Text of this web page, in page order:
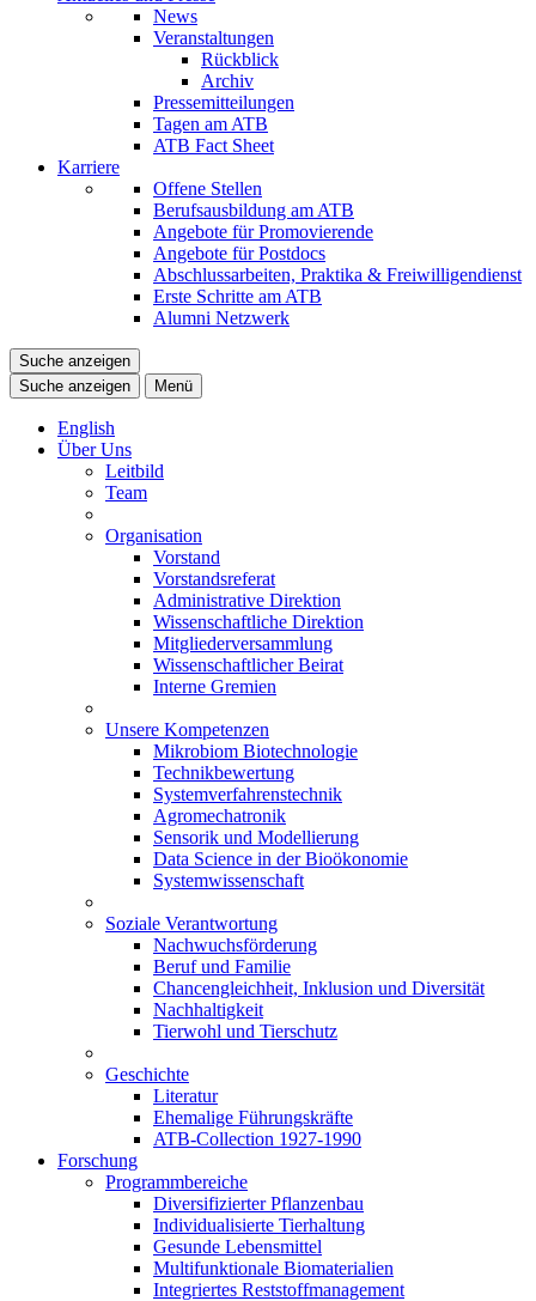
News
Veranstaltungen
Rückblick
Archiv
Pressemitteilungen
Tagen am ATB
ATB Fact Sheet
Karriere
Offene Stellen
Berufsausbildung am ATB
Angebote für Promovierende
Angebote für Postdocs
Abschlussarbeiten, Praktika & Freiwilligendienst
Erste Schritte am ATB
Alumni Netzwerk
Suche anzeigen
Suche anzeigen
Menü
English
Über Uns
Leitbild
Team
Organisation
Vorstand
Vorstandsreferat
Administrative Direktion
Wissenschaftliche Direktion
Mitgliederversammlung
Wissenschaftlicher Beirat
Interne Gremien
Unsere Kompetenzen
Mikrobiom Biotechnologie
Technikbewertung
Systemverfahrenstechnik
Agromechatronik
Sensorik und Modellierung
Data Science in der Bioökonomie
Systemwissenschaft
Soziale Verantwortung
Nachwuchsförderung
Beruf und Familie
Chancengleichheit, Inklusion und Diversität
Nachhaltigkeit
Tierwohl und Tierschutz
Geschichte
Literatur
Ehemalige Führungskräfte
ATB-Collection 1927-1990
Forschung
Programmbereiche
Diversifizierter Pflanzenbau
Individualisierte Tierhaltung
Gesunde Lebensmittel
Multifunktionale Biomaterialien
Integriertes Reststoffmanagement